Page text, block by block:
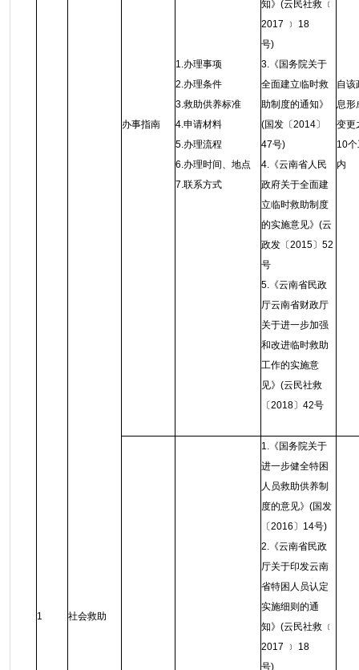
1 社会救助
办事指南
1.办理事项
2.办理条件
3.救助供养标准
4.申请材料
5.办理流程
6.办理时间、地点
7.联系方式
知》(云民社救 ﹝
2017 ﹞ 18
号)
3.《国务院关于
全面建立临时救
助制度的通知》
(国发〔2014〕
47号)
4.《云南省人民
政府关于全面建
立临时救助制度
的实施意见》(云
政发〔2015〕52
号
5.《云南省民政
厅云南省财政厅
关于进一步加强
和改进临时救助
工作的实施意
见》(云民社救
〔2018〕42号
自该
息形
变更
10
内
1.《国务院关于
进一步健全特困
人员救助供养制
度的意见》(国发
〔2016〕14号)
2.《云南省民政
厅关于印发云南
省特困人员认定
实施细则的通
知》(云民社救 ﹝
2017 ﹞ 18
号)